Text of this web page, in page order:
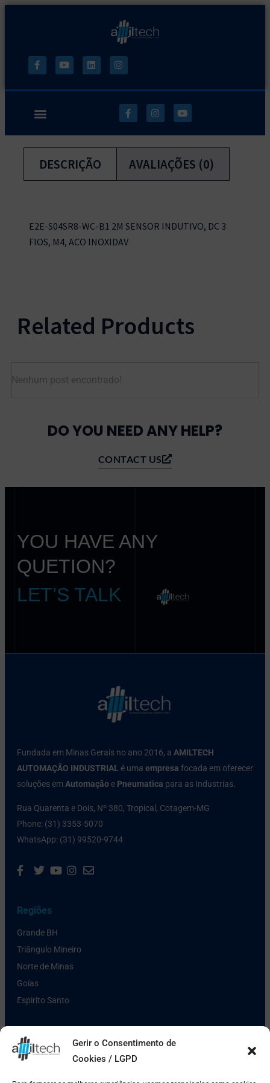
Gerir o Consentimento de
Cookies / LGPD
DESCRIÇÃO AVALIAÇÕES (0)
E2E-S04SR8-WC-B1 2M SENSOR INDUTIVO, DC 3
FIOS, M4, ACO INOXIDAV
Related Products
Nenhum post encontrado!
DO YOU NEED ANY HELP?
CONTACT US
YOU HAVE ANY
QUETION?
LET’S TALK
Fundada em Minas Gerais no ano 2016, a AMILTECH
AUTOMAÇÃO INDUSTRIAL é uma empresa focada em oferecer
soluções em Automação e Pneumatica para as Industrias.
Rua Quarenta e Dois, Nº 380, Tropical, Cotagem-MG
Phone: (31) 3353-5070
WhatsApp: (31) 99520-9744
Regiões
Grande BH
Triângulo Mineiro
Norte de Minas
Goías
Espirito Santo
Links Úteis
Política de Privacidade